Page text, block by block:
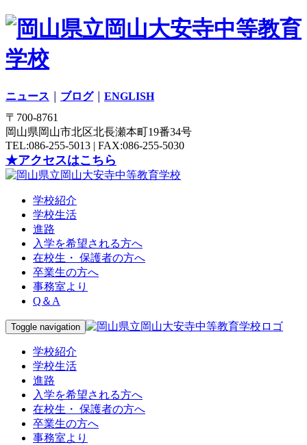
ニュース ブログ｜ ENGLISH
〒700-8761
岡山県岡山市北区北長瀬本町19番34号
TEL:086-255-5013 | FAX:086-255-5030
★アクセスはこちら
学校紹介
学校生活
進路
入学を希望される方へ
在校生・ 保護者の方へ
卒業生の方へ
事務室より
Q＆A
Toggle navigation
学校紹介
学校生活
進路
入学を希望される方へ
在校生・ 保護者の方へ
卒業生の方へ
事務室より